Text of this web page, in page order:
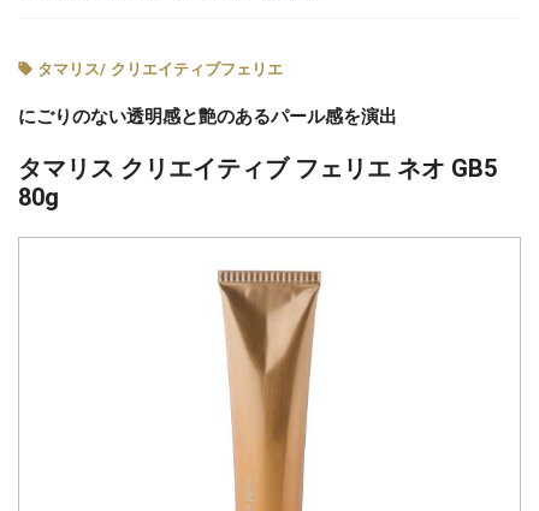
タマリス/ クリエイティブフェリエ
にごりのない透明感と艶のあるパール感を演出
タマリス クリエイティブ フェリエ ネオ GB5
80g